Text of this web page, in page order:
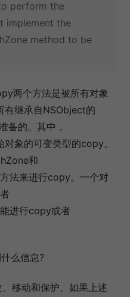
perform the
implement the
method to be
两个方法是被所有对象
有继承自NSObject的
备的。其中，
象的可变类型的copy。
和
法来进行copy。一个对
进行copy或者
么信息?
移动和保护。如果上述